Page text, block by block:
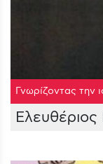
Γνωρίζοντας την
Ελευθέριος